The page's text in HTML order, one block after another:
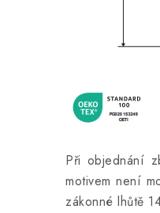
Při objednání
motivem není
zákonné lhůtě